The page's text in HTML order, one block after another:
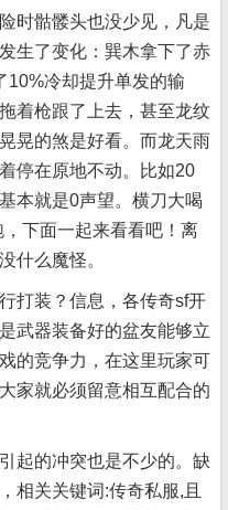
骷髅头也没少见，凡是
生了变化：巽木拿下了赤
10%冷却提升单发的输
着枪跟了上去，甚至龙纹
晃的煞是好看。而龙天雨
停在原地不动。比如20
本就是0声望。横刀大喝
下面一起来看看吧！离
什么魔怪。
装？信息，各传奇sf开
武器装备好的盆友能够立
的竞争力，在这里玩家可
家就必须留意相互配合的
的冲突也是不少的。缺
相关关键词:传奇私服,且